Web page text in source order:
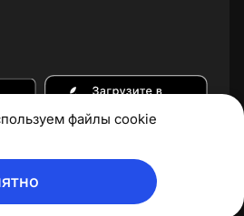
2026 ABIE SYSTEM
файлы cookie